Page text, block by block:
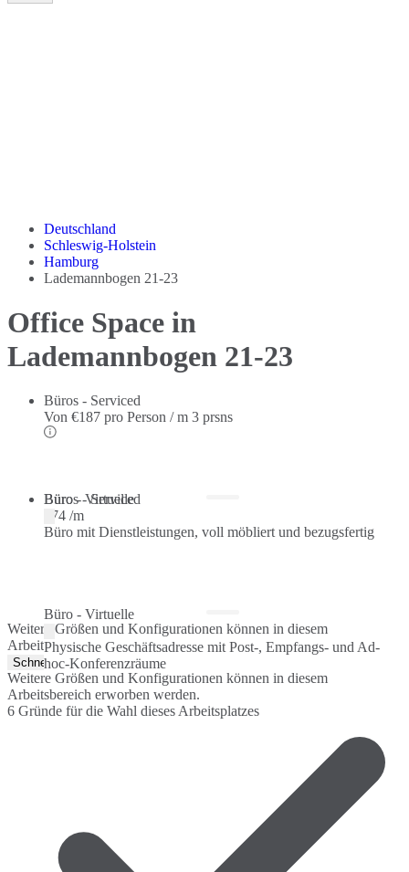
Deutschland
Schleswig-Holstein
Hamburg
Lademannbogen 21-23
Office Space in
Lademannbogen 21-23
Büros - Serviced
Von €187 pro Person / m 3 prsns
Büros - Serviced
Büro mit Dienstleistungen, voll möbliert und bezugsfertig
Büro - Virtuelle
€74 /m
Büro - Virtuelle
Physische Geschäftsadresse mit Post-, Empfangs- und Ad-
hoc-Konferenzräume
Weitere Größen und Konfigurationen können in diesem
Arbeitsbereich erworben werden.
Schnellangebot
Weitere Größen und Konfigurationen können in diesem
Arbeitsbereich erworben werden.
6 Gründe für die Wahl dieses Arbeitsplatzes